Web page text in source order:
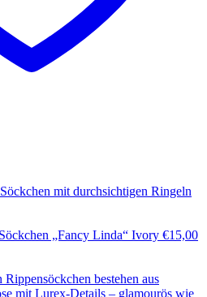
Söckchen „Fancy Linda“ Ivory €15,00